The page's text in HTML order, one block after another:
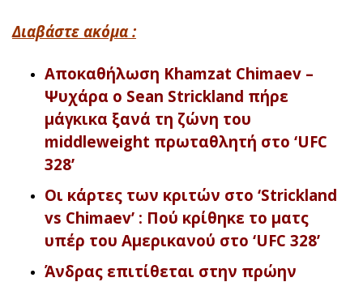
Διαβάστε ακόμα :
Αποκαθήλωση Khamzat Chimaev –
Ψυχάρα ο Sean Strickland πήρε
μάγκικα ξανά τη ζώνη του
middleweight πρωταθλητή στο ‘UFC
328’
Οι κάρτες των κριτών στο ‘Strickland
vs Chimaev’ : Πού κρίθηκε το ματς
υπέρ του Αμερικανού στο ‘UFC 328’
Άνδρας επιτίθεται στην πρώην